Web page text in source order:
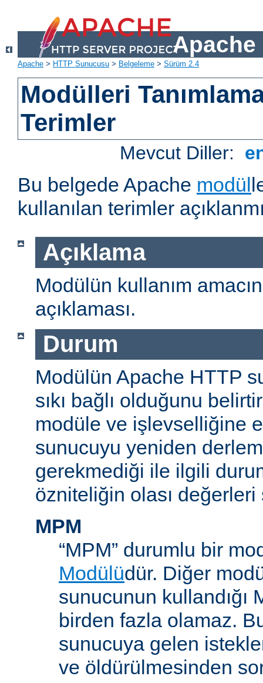
Apache
Apache > HTTP Sunucusu > Belgeleme > Sürüm 2.4
Modülleri
Terimler
Mevcut Diller:
Bu belgede Apache modül
kullanılan terimler
Açıklama
Modülün kullanım
açıklaması.
Durum
Modülün Apache HTTP
sıkı bağlı olduğunu
modüle ve işlevselliğine
sunucuyu yeniden
gerekmediği ile ilgili
özniteliğin olası değerleri
MPM
“MPM” durumlu bir
Modülüdür. Diğer
sunucunun kullandığı
birden fazla olamaz.
sunucuya gelen
ve öldürülmesinden